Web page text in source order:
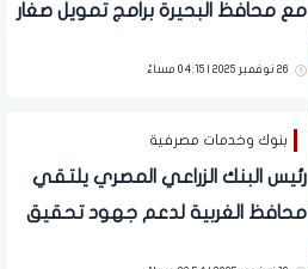
مع محافظ البحيرة برامج تمويل صغار
والريفية
26 نوفمبر 2025 | 04:15 مساءً
بنوك وخدمات مصرفية
رئيس البنك الزراعي المصري يلتقي
محافظ الغربية لدعم جهود تحقيق